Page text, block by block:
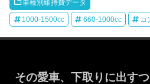
車種別維持費データ
1000-1500cc 660-1000cc コ
その愛車、下取りに出す